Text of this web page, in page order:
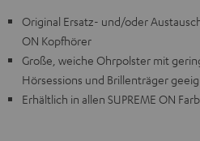
Original Ersatz- und/oder
ON Kopfhörer
Große, weiche Ohrpolster mit
Hörsessions und Brillenträger
Erhältlich in allen SUPREME ON